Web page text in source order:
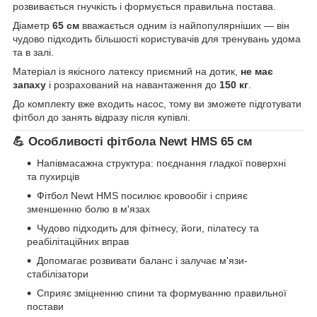
розвивається гнучкість і формується правильна постава.
Діаметр 65 см вважається одним із найпопулярніших — він
чудово підходить більшості користувачів для тренувань удома
та в залі.
Матеріал із якісного латексу приємний на дотик, не має
запаху і розрахований на навантаження до 150 кг.
До комплекту вже входить насос, тому ви зможете підготувати
фітбол до занять відразу після купівлі.
💪 Особливості фітбола Newt HMS 65 см
Напівмасажна структура: поєднання гладкої поверхні
та пухирців
Фітбол Newt HMS посилює кровообіг і сприяє
зменшенню болю в м'язах
Чудово підходить для фітнесу, йоги, пілатесу та
реабілітаційних вправ
Допомагає розвивати баланс і залучає м'язи-
стабілізатори
Сприяє зміцненню спини та формуванню правильної
постави